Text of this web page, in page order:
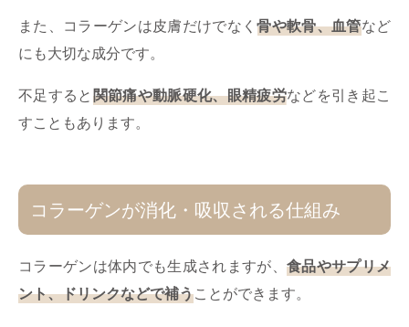
また、コラーゲンは皮膚だけでなく骨や軟骨、血管など
にも大切な成分です。
不足すると 関節痛や動脈硬化、眼精疲労などを引き起こ
すこともあります。
コラーゲンが消化・吸収される仕組み
コラーゲンは体内でも生成されますが、 食品やサプリメ
ント、ドリンクなどで補うことができます。